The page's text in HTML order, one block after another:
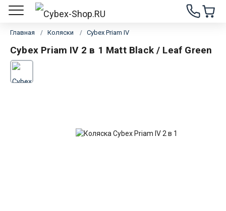
Главная Коляски Cybex Priam IV
Cybex Priam IV 2 в 1 Matt Black / Leaf Green